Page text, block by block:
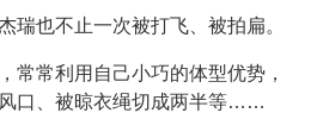
瑞也不止一次被打飞、被拍扁。
常常利用自己小巧的体型优势，
口、被晾衣绳切成两半等……